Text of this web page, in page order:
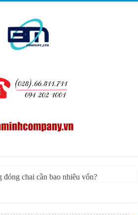
chai cần bao nhiêu vốn?